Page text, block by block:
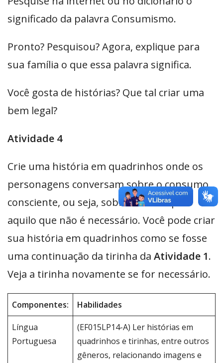
significado da palavra Consumismo.
Pronto? Pesquisou? Agora, explique para
sua família o que essa palavra significa.
Você gosta de histórias? Que tal criar uma
bem legal?
Atividade 4
Crie uma história em quadrinhos onde os
personagens conversam sobre o consumo
consciente, ou seja, sobre não comprar
aquilo que não é necessário. Você pode criar
sua história em quadrinhos como se fosse
uma continuação da tirinha da Atividade 1.
Veja a tirinha novamente se for necessário.
Componentes: Habilidades
Língua
Portuguesa
(EF015LP14-A) Ler histórias em
quadrinhos e tirinhas, entre outros
gêneros, relacionando imagens e